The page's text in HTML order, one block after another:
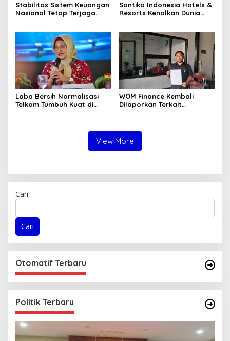
Stabilitas Sistem Keuangan
Nasional Tetap Terjaga
Antrarototitas
Santika Indonesia Hotels &
Resorts Kenalkan Dunia
Villages di Indonesia
Laba Bersih Normalisasi
Telkom Tumbuh Kuat di
WOM Finance Kembali
Dilaporkan Terkait
Nasabah
View More
Cari
Cari
Otomatif Terbaru
Politik Terbaru